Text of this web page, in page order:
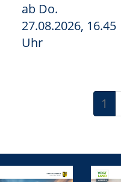
ab Do.
27.08.2026, 16.45
Uhr
1